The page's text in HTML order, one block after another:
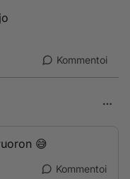
Kommentoi
😅
Kommentoi